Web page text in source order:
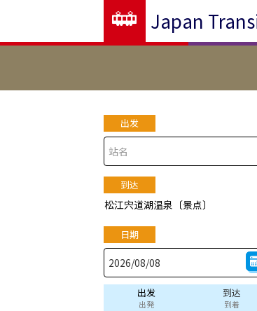
Japan
出发
到达
松江宍道湖温泉〔景点〕
日期
出发
出発
到达
到着